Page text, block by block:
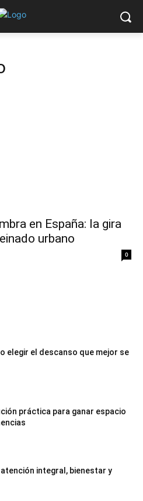
en España: la gira
urbano
0
elegir el descanso que mejor se
práctica para ganar espacio
integral, bienestar y